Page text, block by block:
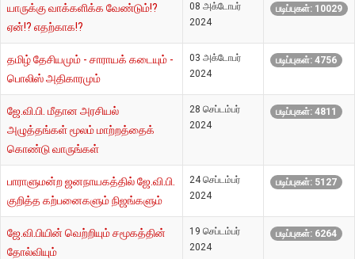
யாருக்கு வாக்களிக்க வேண்டும்!?
ஏன்!? எதற்காக!?
08 அக்டோபர்
2024
படிப்புகள்: 10029
தமிழ் தேசியமும் - சாராயக் கடையும் -
பொலிஸ் அதிகாரமும்
03 அக்டோபர்
2024
படிப்புகள்: 4756
ஜே.வி.பி. மீதான அரசியல்
அழுத்தங்கள் மூலம் மாற்றத்தைக்
கொண்டு வாருங்கள்
28 செப்டம்பர்
2024
படிப்புகள்: 4811
பாராளுமன்ற ஜனநாயகத்தில் ஜே.வி.பி.
குறித்த கற்பனைகளும் நிஜங்களும்
24 செப்டம்பர்
2024
படிப்புகள்: 5127
ஜே.வி.பியின் வெற்றியும் சமூகத்தின்
தோல்வியும்
19 செப்டம்பர்
2024
படிப்புகள்: 6264